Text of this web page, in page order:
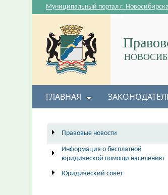
Муниципальный портал г. Новосибирска
ГЛАВНАЯ
Правовые новости
Информация о бесплатной
юридической помощи населению
Юридический совет